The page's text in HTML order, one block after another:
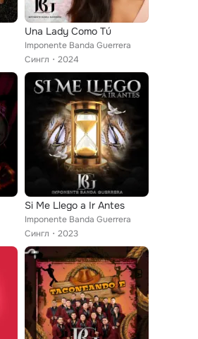
Una Lady Como Tú
Imponente Banda Guerrera
Сингл
2024
Si Me Llego a Ir Antes
Imponente Banda Guerrera
Сингл
2023